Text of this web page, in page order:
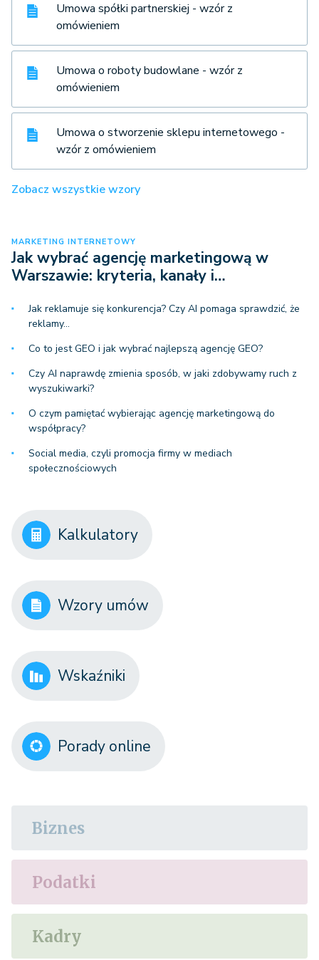
Umowa spółki partnerskiej - wzór z
omówieniem
Umowa o roboty budowlane - wzór z
omówieniem
Umowa o stworzenie sklepu internetowego -
wzór z omówieniem
Zobacz wszystkie wzory
MARKETING INTERNETOWY
Jak wybrać agencję marketingową w
Warszawie: kryteria, kanały i…
Jak reklamuje się konkurencja? Czy AI pomaga sprawdzić, że
reklamy…
Co to jest GEO i jak wybrać najlepszą agencję GEO?
Czy AI naprawdę zmienia sposób, w jaki zdobywamy ruch z
wyszukiwarki?
O czym pamiętać wybierając agencję marketingową do
współpracy?
Social media, czyli promocja firmy w mediach
społecznościowych
Kalkulatory
Wzory umów
Wskaźniki
Porady online
Biznes
Podatki
Kadry